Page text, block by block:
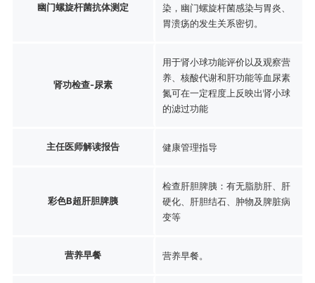
幽门螺旋杆菌抗体测定
染，幽门螺旋杆菌感染与胃炎、
胃溃疡的发生关系密切。
肾功检查-尿素
用于肾小球功能评价以及观察营
养、核酸代谢和肝功能等血尿素
氮可在一定程度上反映出肾小球
的滤过功能
主任医师解读报告 健康管理指导
彩色B超肝胆脾胰
检查肝胆脾胰：有无脂肪肝、肝
硬化、肝胆结石、肿物及脾脏病
变等
营养早餐 营养早餐。